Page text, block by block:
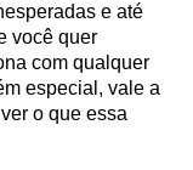
e até
você quer
com qualquer
especial, vale a
o que essa